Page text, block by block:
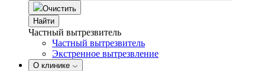
Очистить
Найти
Частный вытрезвитель
Частный вытрезвитель
Экстренное вытрезвление
О клинике